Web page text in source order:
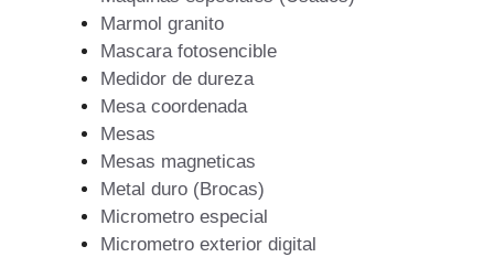
Marmol granito
Mascara fotosencible
Medidor de dureza
Mesa coordenada
Mesas
Mesas magneticas
Metal duro (Brocas)
Micrometro especial
Micrometro exterior digital